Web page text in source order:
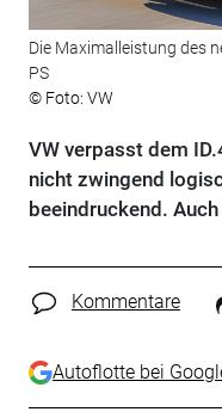
Die Maximalleistung des
PS
© Foto: VW
VW verpasst dem
nicht zwingend
beeindruckend.
Kommentare
Autoflotte bei